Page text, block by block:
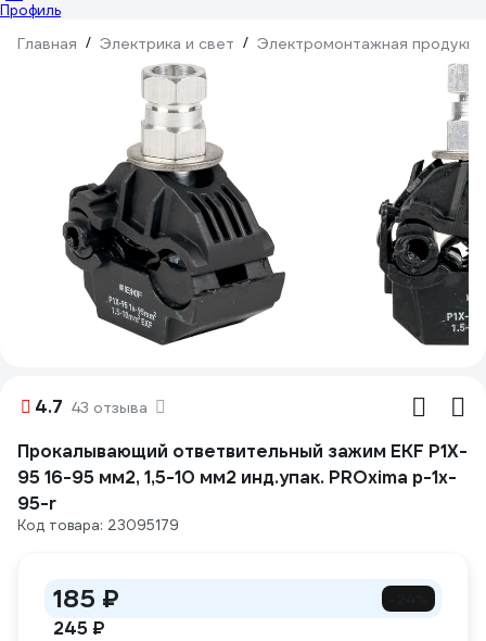
Профиль
Главная / Электрика и свет / Электромонтажная
4.7 43 отзыва
Прокалывающий ответвительный зажим EKF P1X-
95 16-95 мм2, 1,5-10 мм2 инд.упак. PROxima p-1x-
95-r
Код товара: 23095179
185 ₽
245 ₽